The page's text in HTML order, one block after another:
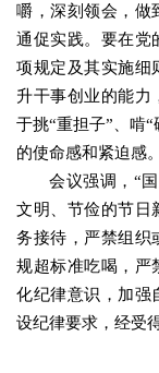
嚼，深刻领会，做
通促实践。要在党
项规定及其实施细
升干事创业的能力
于挑“重担子”、啃
的使命感和紧迫感。
会议强调，“
文明、节俭的节日
务接待，严禁组织
规超标准吃喝，严
化纪律意识，加强
设纪律要求，经受